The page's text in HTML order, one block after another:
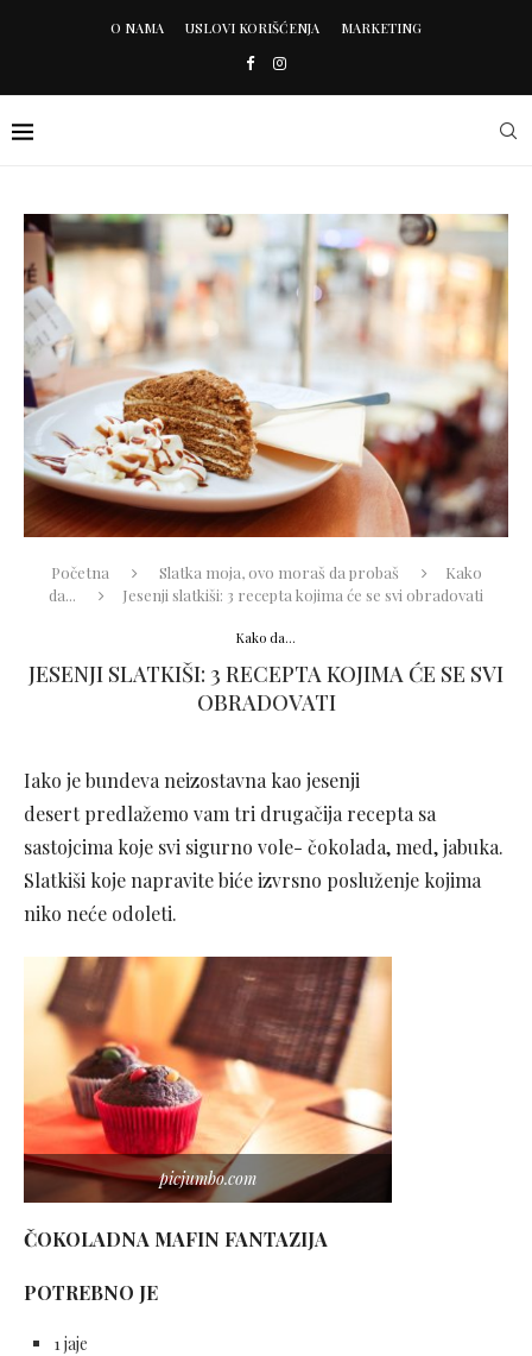
O NAMA USLOVI KORIŠĆENJA MARKETING
Početna Slatka moja, ovo moraš da probaš
Kako
da...
Jesenji slatkiši: 3 recepta kojima će se svi obradovati
Kako da...
JESENJI SLATKIŠI: 3 RECEPTA KOJIMA ĆE SE SVI
OBRADOVATI
Iako je bundeva neizostavna kao jesenji
desert predlažemo vam tri drugačija recepta sa
sastojcima koje svi sigurno vole- čokolada, med, jabuka.
Slatkiši koje napravite biće izvrsno posluženje kojima
niko neće odoleti.
picjumbo.com
ČOKOLADNA MAFIN FANTAZIJA
POTREBNO JE
1 jaje